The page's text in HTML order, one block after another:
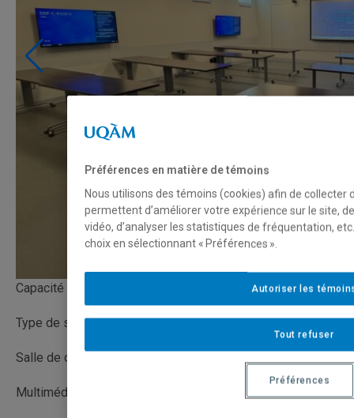
Capacité
Type de salle
Salle de cours
Multimédia (MM)
Préférences en matière de témoins
Nous utilisons des témoins (cookies) afin de collecter
permettent d’améliorer votre expérience sur le site,
vidéo, d’analyser les statistiques de fréquentation,
choix en sélectionnant « Préférences ».
Tout refuser
Autoriser les
Préférences